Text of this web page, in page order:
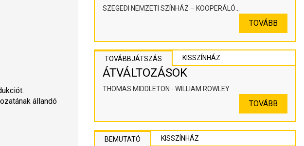
állandó
SZEGEDI NEMZETI SZÍNHÁZ – KOOPERÁLÓ
TOVÁBB
TOVÁBBJÁTSZÁS KISSZÍNHÁZ
ÁTVÁLTOZÁSOK
THOMAS MIDDLETON - WILLIAM ROWLEY
TOVÁBB
BEMUTATÓ KISSZÍNHÁZ